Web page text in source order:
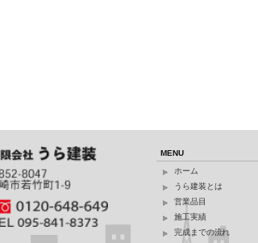
MENU
ホーム
うら建装とは
営業品目
施工実績
完成までの流れ